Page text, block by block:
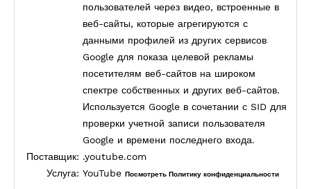
пользователей через видео, встроенные в
веб-сайты, которые агрегируются с
данными профилей из других сервисов
Google для показа целевой рекламы
посетителям веб-сайтов на широком
спектре собственных и других веб-сайтов.
Используется Google в сочетании с SID для
проверки учетной записи пользователя
Google и времени последнего входа.
Поставщик: .youtube.com
Услуга: YouTube Посмотреть Политику конфиденциальности